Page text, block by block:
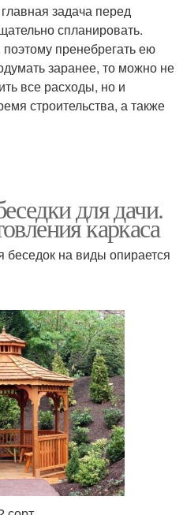
задача перед
спланировать.
пренебрегать ею
заранее, то можно не
все расходы, но и
строительства, а также
для дачи.
каркаса
на виды опирается